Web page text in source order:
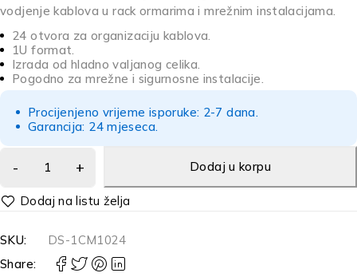
vodjenje kablova u rack ormarima i mrežnim instalacijama.
24 otvora za organizaciju kablova.
1U format.
Izrada od hladno valjanog celika.
Pogodno za mrežne i sigurnosne instalacije.
Procijenjeno vrijeme isporuke: 2-7 dana.
Garancija: 24 mjeseca.
Dodaj u korpu
Alternative:
SKU:
DS-1CM1024
Share: